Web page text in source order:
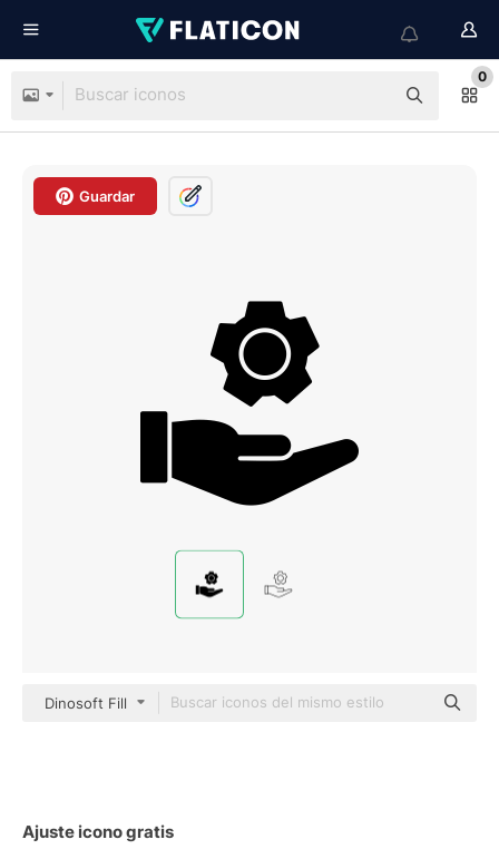
0
Guardar
Dinosoft Fill
Ajuste icono gratis